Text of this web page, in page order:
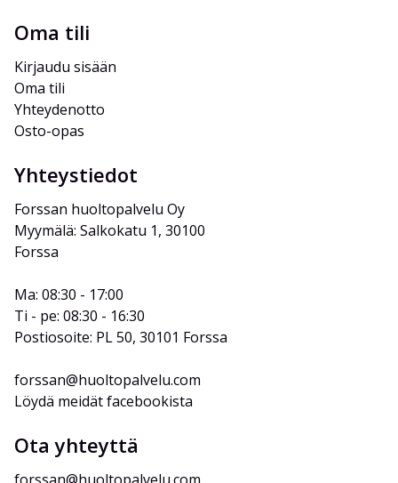
Oma tili
Kirjaudu sisään
Oma tili
Yhteydenotto
Osto-opas
Yhteystiedot
Forssan huoltopalvelu Oy
Myymälä: Salkokatu 1, 30100
Forssa
Ma: 08:30 - 17:00
Ti - pe: 08:30 - 16:30
Postiosoite: PL 50, 30101 Forssa
forssan@huoltopalvelu.com
Löydä meidät facebookista
Ota yhteyttä